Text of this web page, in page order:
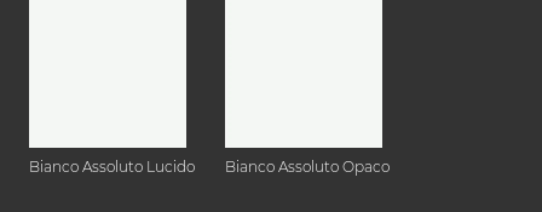
Bianco Assoluto Lucido Bianco Assoluto Opaco